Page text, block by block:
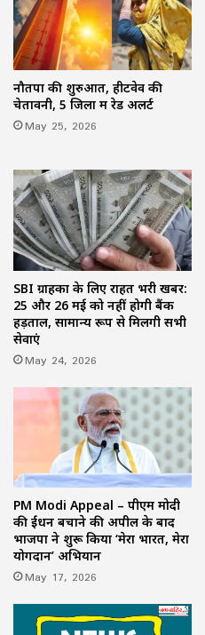
नौतपा की शुरुआत, हीटवेव की
चेतावनी, 5 जिलों में रेड अलर्ट
May 25, 2026
SBI ग्राहकों के लिए राहत भरी खबर:
25 और 26 मई को नहीं होगी बैंक
हड़ताल, सामान्य रूप से मिलेंगी सभी
सेवाएं
May 24, 2026
PM Modi Appeal – पीएम मोदी
की ईंधन बचाने की अपील के बाद
भाजपा ने शुरू किया ‘मेरा भारत, मेरा
योगदान’ अभियान
May 17, 2026